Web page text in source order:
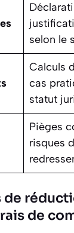
selon le
Calculs
cas
statut
Pièges
risques
de
de